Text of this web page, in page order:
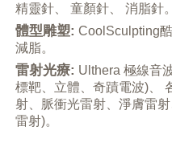
精靈針、 童顏針、 消脂針。
體型雕塑: CoolSculpting
減脂。
雷射光療: Ulthera 極線音
標靶、立體、奇蹟電波)、
射、脈衝光雷射、淨膚雷
雷射)。